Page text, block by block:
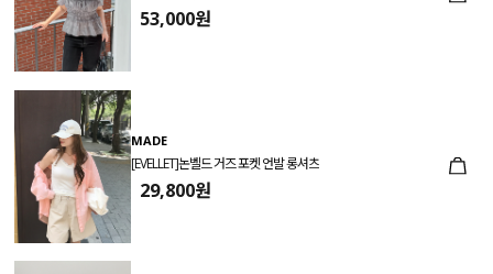
53,000원
MADE
[EVELLET]논벨드 거즈 포켓 언발 롱셔츠
29,800원